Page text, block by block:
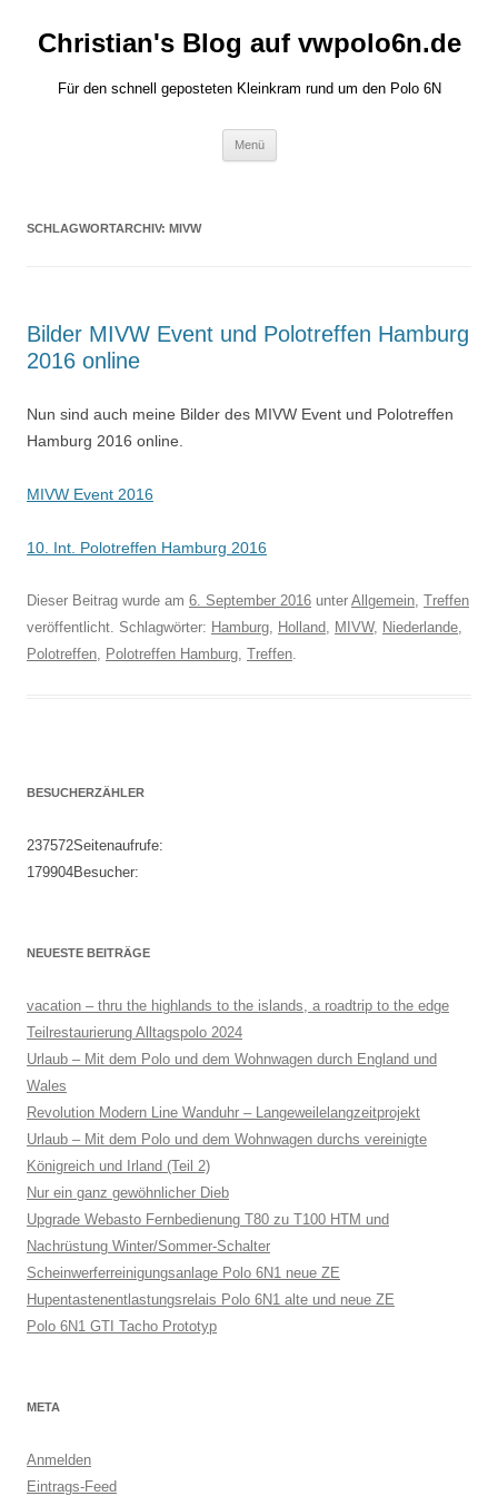
springen
Christian's Blog auf vwpolo6n.de
Für den schnell geposteten Kleinkram rund um den Polo 6N
Menü
SCHLAGWORTARCHIV: MIVW
Bilder MIVW Event und Polotreffen Hamburg
2016 online
Nun sind auch meine Bilder des MIVW Event und Polotreffen
Hamburg 2016 online.
MIVW Event 2016
10. Int. Polotreffen Hamburg 2016
Dieser Beitrag wurde am 6. September 2016 unter Allgemein, Treffen
veröffentlicht. Schlagwörter: Hamburg, Holland, MIVW, Niederlande,
Polotreffen, Polotreffen Hamburg, Treffen.
BESUCHERZÄHLER
237572Seitenaufrufe:
179904Besucher:
NEUESTE BEITRÄGE
vacation – thru the highlands to the islands, a roadtrip to the edge
Teilrestaurierung Alltagspolo 2024
Urlaub – Mit dem Polo und dem Wohnwagen durch England und
Wales
Revolution Modern Line Wanduhr – Langeweilelangzeitprojekt
Urlaub – Mit dem Polo und dem Wohnwagen durchs vereinigte
Königreich und Irland (Teil 2)
Nur ein ganz gewöhnlicher Dieb
Upgrade Webasto Fernbedienung T80 zu T100 HTM und
Nachrüstung Winter/Sommer-Schalter
Scheinwerferreinigungsanlage Polo 6N1 neue ZE
Hupentastenentlastungsrelais Polo 6N1 alte und neue ZE
Polo 6N1 GTI Tacho Prototyp
META
Anmelden
Eintrags-Feed